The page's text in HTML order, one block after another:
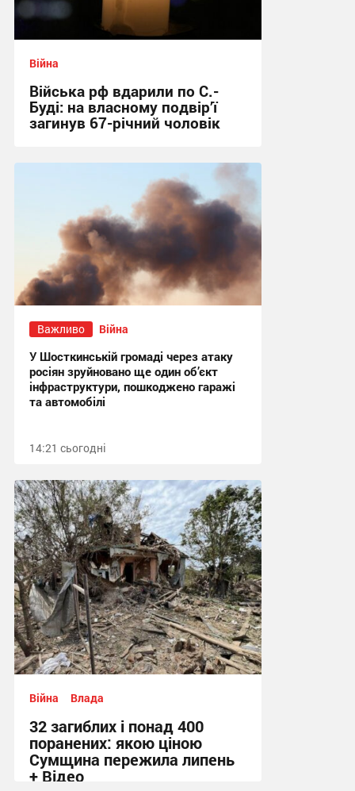
Війна
Війська рф вдарили по С.-
Буді: на власному подвір’ї
загинув 67-річний чоловік
Важливо Війна
У Шосткинській громаді через атаку
росіян зруйновано ще один об’єкт
інфраструктури, пошкоджено гаражі
та автомобілі
14:21 сьогодні
Війна Влада
32 загиблих і понад 400
поранених: якою ціною
Сумщина пережила липень
+ Відео